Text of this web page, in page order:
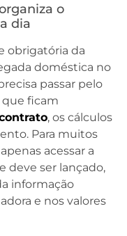
o
dia
obrigatória da
doméstica no
passar pelo
que ficam
, os cálculos
Para muitos
acessar a
deve ser lançado,
informação
e nos valores